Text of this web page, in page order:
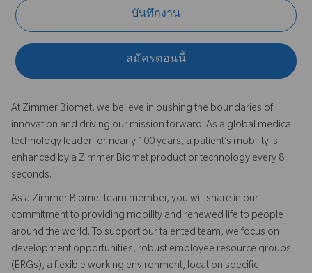
บันทึกงาน
สมัครตอนนี้
At Zimmer Biomet, we believe in pushing the boundaries of
innovation and driving our mission forward. As a global medical
technology leader for nearly 100 years, a patient’s mobility is
enhanced by a Zimmer Biomet product or technology every 8
seconds.
As a Zimmer Biomet team member, you will share in our
commitment to providing mobility and renewed life to people
around the world. To support our talented team, we focus on
development opportunities, robust employee resource groups
(ERGs), a flexible working environment, location specific